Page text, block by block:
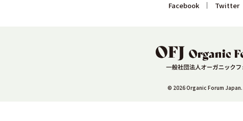
Facebook
Twitter
© 2026 Organic Forum